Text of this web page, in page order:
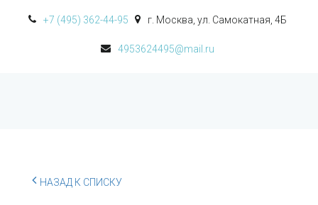
+7 (495) 362-44-95 г. Москва ул. Самокатная, 4Б
4953624495@mail.ru
НАЗАД К СПИСКУ